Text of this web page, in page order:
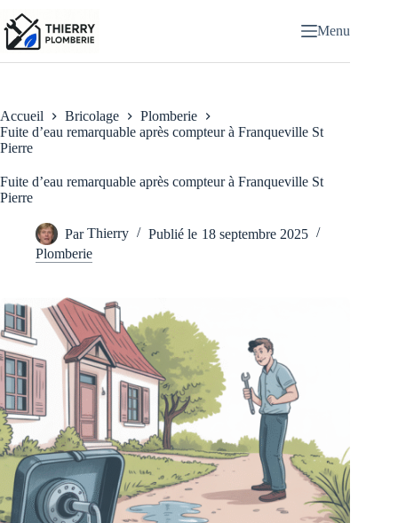
au
contenu
Menu
Accueil Bricolage
Plomberie
Fuite d’eau remarquable après compteur à Franqueville St
Pierre
Fuite d’eau remarquable après compteur à Franqueville St
Pierre
Par Thierry Publié le 18 septembre 2025
Plomberie